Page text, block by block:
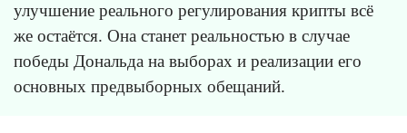
улучшение реального регулирования крипты всё
же остаётся. Она станет реальностью в случае
победы Дональда на выборах и реализации его
основных предвыборных обещаний.